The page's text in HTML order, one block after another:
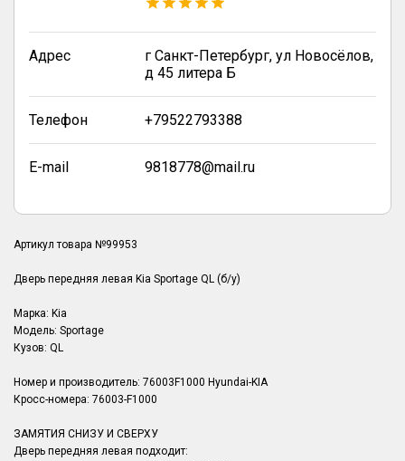
Адрес
г Санкт-Петербург, ул Новосёлов,
д 45 литера Б
Телефон +79522793388
E-mail 9818778@mail.ru
Артикул товара №99953
Дверь передняя левая Kia Sportage QL (б/у)
Марка: Kia
Модель: Sportage
Кузов: QL
Номер и производитель: 76003F1000 Hyundai-KIA
Кросс-номера: 76003-F1000
ЗАМЯТИЯ СНИЗУ И СВЕРХУ
Дверь передняя левая подходит: